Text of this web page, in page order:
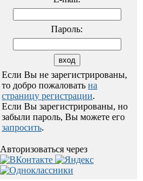
Пароль:
Если Вы не зарегистрированы,
то добро пожаловать на
страницу регистрации.
Если Вы зарегистрированы, но
забыли пароль, Вы можете его
запросить.
Авторизоваться через